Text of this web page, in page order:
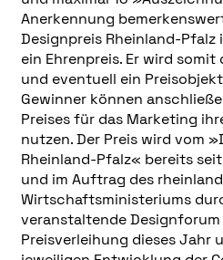
Anerkennung
Designpreis Rheinland-
ein Ehrenpreis. Er wird
und eventuell ein
Gewinner können
Preises für das Marketing
nutzen. Der Preis wird vom
Rheinland-Pfalz« bereits
und im Auftrag des
Wirtschaftsministeriums
veranstaltende
Preisverleihung dieses Jahr